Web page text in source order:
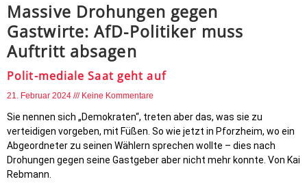
Massive Drohungen gegen
Gastwirte: AfD-Politiker muss
Auftritt absagen
Polit-mediale Saat geht auf
21. Februar 2024 Keine Kommentare
Sie nennen sich „Demokraten“, treten aber das, was sie zu
verteidigen vorgeben, mit Füßen. So wie jetzt in Pforzheim, wo ein
Abgeordneter zu seinen Wählern sprechen wollte – dies nach
Drohungen gegen seine Gastgeber aber nicht mehr konnte. Von Kai
Rebmann.